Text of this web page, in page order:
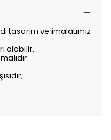
tasarım ve imalatımız
olabilir.